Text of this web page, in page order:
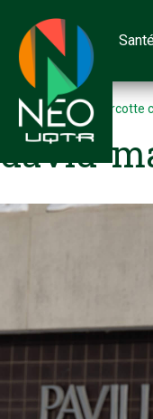
Accueil David Marcotte
david-